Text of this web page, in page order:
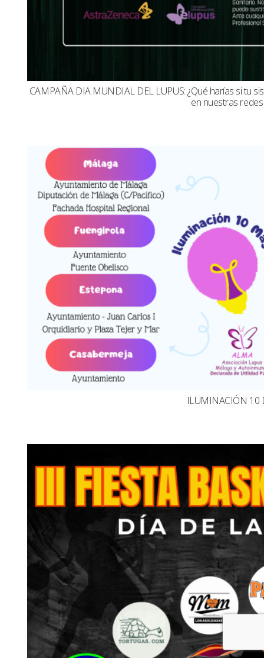
CAMPAÑA DIA MUNDIAL DEL LUPUS: ¿Qué harías si tu
en nuestras
ILUMINACIÓN 10